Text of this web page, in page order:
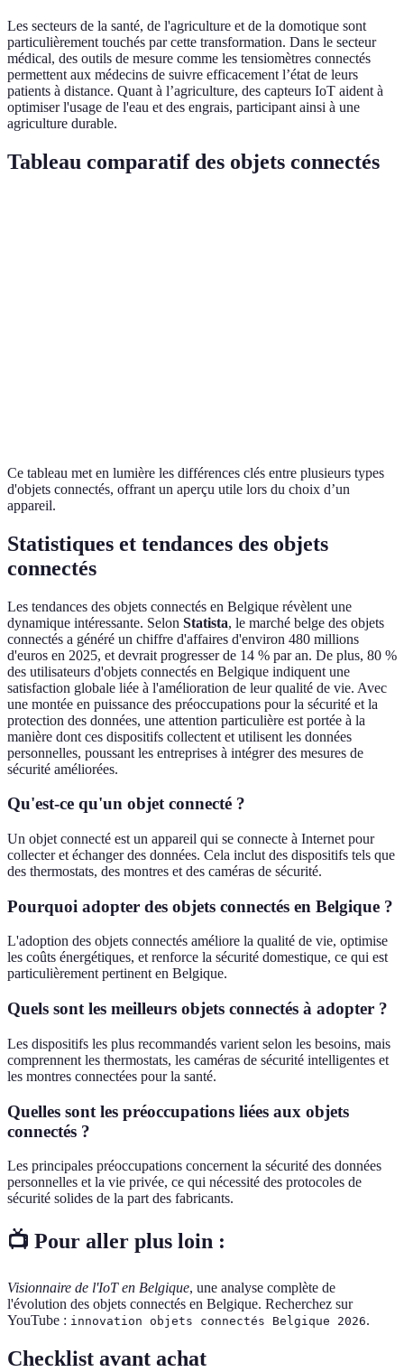
Les secteurs de la santé, de l'agriculture et de la domotique sont
particulièrement touchés par cette transformation. Dans le secteur
médical, des outils de mesure comme les tensiomètres connectés
permettent aux médecins de suivre efficacement l’état de leurs
patients à distance. Quant à l’agriculture, des capteurs IoT aident à
optimiser l'usage de l'eau et des engrais, participant ainsi à une
agriculture durable.
Tableau comparatif des objets connectés
Ce tableau met en lumière les différences clés entre plusieurs types
d'objets connectés, offrant un aperçu utile lors du choix d’un
appareil.
Statistiques et tendances des objets
connectés
Les tendances des objets connectés en Belgique révèlent une
dynamique intéressante. Selon Statista, le marché belge des objets
connectés a généré un chiffre d'affaires d'environ 480 millions
d'euros en 2025, et devrait progresser de 14 % par an. De plus, 80 %
des utilisateurs d'objets connectés en Belgique indiquent une
satisfaction globale liée à l'amélioration de leur qualité de vie. Avec
une montée en puissance des préoccupations pour la sécurité et la
protection des données, une attention particulière est portée à la
manière dont ces dispositifs collectent et utilisent les données
personnelles, poussant les entreprises à intégrer des mesures de
sécurité améliorées.
Qu'est-ce qu'un objet connecté ?
Un objet connecté est un appareil qui se connecte à Internet pour
collecter et échanger des données. Cela inclut des dispositifs tels que
des thermostats, des montres et des caméras de sécurité.
Pourquoi adopter des objets connectés en Belgique ?
L'adoption des objets connectés améliore la qualité de vie, optimise
les coûts énergétiques, et renforce la sécurité domestique, ce qui est
particulièrement pertinent en Belgique.
Quels sont les meilleurs objets connectés à adopter ?
Les dispositifs les plus recommandés varient selon les besoins, mais
comprennent les thermostats, les caméras de sécurité intelligentes et
les montres connectées pour la santé.
Quelles sont les préoccupations liées aux objets
connectés ?
Les principales préoccupations concernent la sécurité des données
personnelles et la vie privée, ce qui nécessité des protocoles de
sécurité solides de la part des fabricants.
📺 Pour aller plus loin :
Visionnaire de l'IoT en Belgique, une analyse complète de
l'évolution des objets connectés en Belgique. Recherchez sur
YouTube : innovation objets connectés Belgique 2026.
Checklist avant achat